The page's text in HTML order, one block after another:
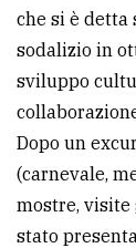
che si è
sodalizio in
sviluppo
Dopo un
(carnevale,
mostre, visite
stato